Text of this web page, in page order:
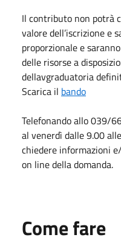
Il contributo non potrà
valore dell’iscrizione e
proporzionale e
delle risorse a
dellavgraduatoria
Scarica il bando
Telefonando allo 039/
al venerdì dalle 9.00
chiedere informazioni
on line della domanda.
Come fare